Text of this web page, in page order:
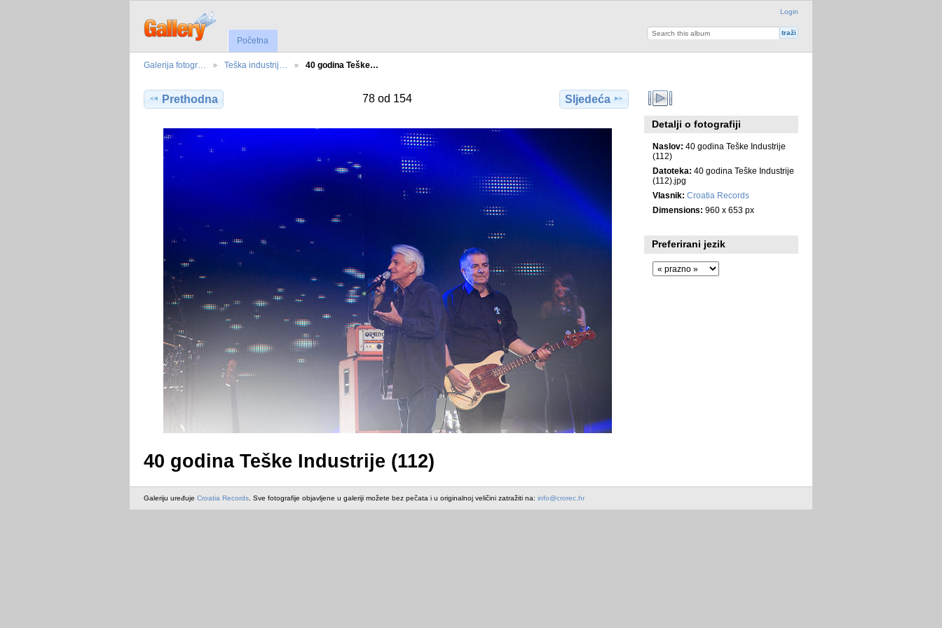
Login
Početna
Galerija fotogr… Teška industrij… 40 godina Teške…
Prethodna 78 od 154 Sljedeća
40 godina Teške Industrije (112)
Detalji o fotografiji
Naslov: 40 godina Teške Industrije
(112)
Datoteka: 40 godina Teške Industrije
(112).jpg
Vlasnik: Croatia Records
Dimensions: 960 x 653 px
Preferirani jezik
Galeriju uređuje Croatia Records . Sve fotografije objavljene u galeriji možete bez pečata i u originalnoj veličini zatražiti na: info@crorec.hr